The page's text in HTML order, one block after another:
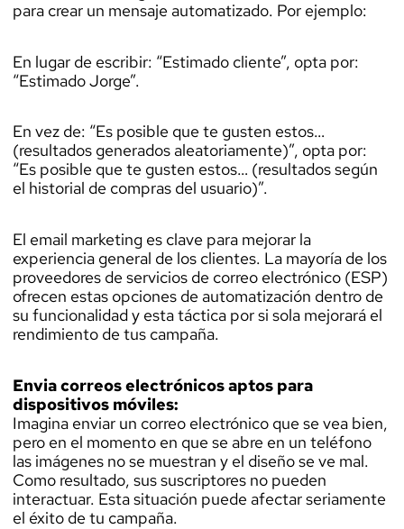
para crear un mensaje automatizado. Por ejemplo:
En lugar de escribir: “Estimado cliente”, opta por:
“Estimado Jorge”.
En vez de: “Es posible que te gusten estos…
(resultados generados aleatoriamente)”, opta por:
“Es posible que te gusten estos… (resultados según
el historial de compras del usuario)”.
El email marketing es clave para mejorar la
experiencia general de los clientes. La mayoría de los
proveedores de servicios de correo electrónico (ESP)
ofrecen estas opciones de automatización dentro de
su funcionalidad y esta táctica por si sola mejorará el
rendimiento de tus campaña.
Envia correos electrónicos aptos para
dispositivos móviles:
Imagina enviar un correo electrónico que se vea bien,
pero en el momento en que se abre en un teléfono
las imágenes no se muestran y el diseño se ve mal.
Como resultado, sus suscriptores no pueden
interactuar. Esta situación puede afectar seriamente
el éxito de tu campaña.